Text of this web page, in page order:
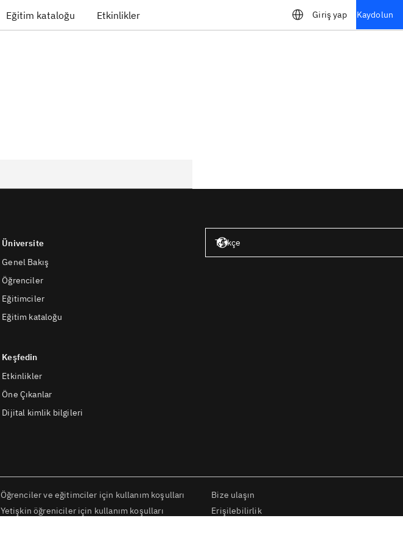
Eğitim kataloğu Etkinlikler Giriş yap Kaydolun
Üniversite
Genel Bakış
Öğrenciler
Eğitimciler
Eğitim kataloğu
Keşfedin
Etkinlikler
Öne Çıkanlar
Dijital kimlik bilgileri
Türkçe
Öğrenciler ve eğitimciler için kullanım koşulları
Yetişkin öğreniciler için kullanım koşulları
Bize ulaşın
Erişilebilirlik